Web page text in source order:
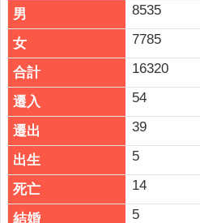
資
料
開
放
宣
告
8535
7785
16320
54
39
5
14
5